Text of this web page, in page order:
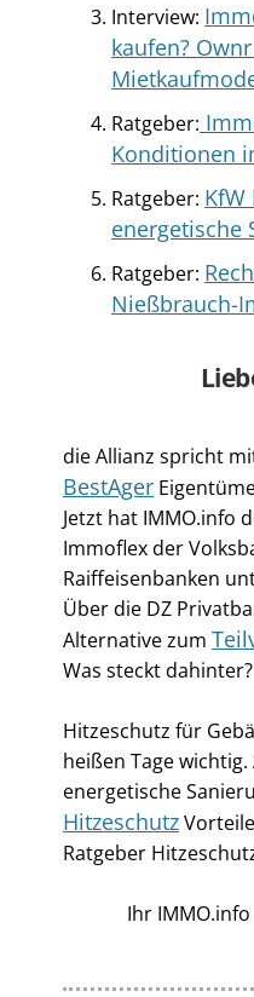
Interview:
kaufen?
Ratgeber:
Konditionen
Ratgeber:
energetische
Ratgeber:
Nießbrauch-
die Allianz spricht
BestAger
Jetzt hat IMMO.info
Immoflex der
Raiffeisenbanken
Über die DZ
Alternative zum
Was steckt dahinter?
Hitzeschutz für
heißen Tage
energetische
Hitzeschutz
Ratgeber
Ihr